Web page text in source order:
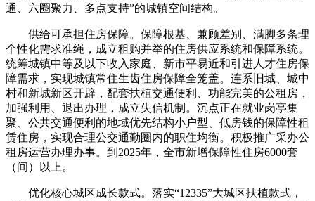
通、六圈聚力、多点支持”的城镇空间结构。
供给可承担住房保障。保障根基、兼顾差别、满脚多条理
个性化需求准绳，成立租购并举的住房供应系统和保障系统。
统筹城镇中等及以下收入家庭、新市平易近和引进人才住房保
障需求，实现城镇常住生齿住房保障全笼盖。连系旧城、城中
村和新城新区开辟，配套扶植交通便利、功能完美的公租房，
加强利用、退出办理，成立失信机制。沉点正在就业岗亭集
聚、公共交通便利的地域优先结构小户型、低房钱的保障性租
赁住房，实现合理公交通勤圈内的职住均衡。积极推广采办公
租房运营办理办事。到2025年，全市新增保障性住房6000套
（间）以上。
优化核心城区成长款式。落实“12335”大城区扶植款式，